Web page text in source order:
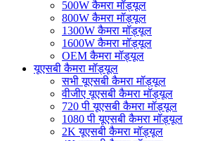
500W कैमरा मॉड्यूल
800W कैमरा मॉड्यूल
1300W कैमरा मॉड्यूल
1600W कैमरा मॉड्यूल
OEM कैमरा मॉड्यूल
यूएसबी कैमरा मॉड्यूल
सभी यूएसबी कैमरा मॉड्यूल
वीजीए यूएसबी कैमरा मॉड्यूल
720 पी यूएसबी कैमरा मॉड्यूल
1080 पी यूएसबी कैमरा मॉड्यूल
2K यूएसबी कैमरा मॉड्यूल